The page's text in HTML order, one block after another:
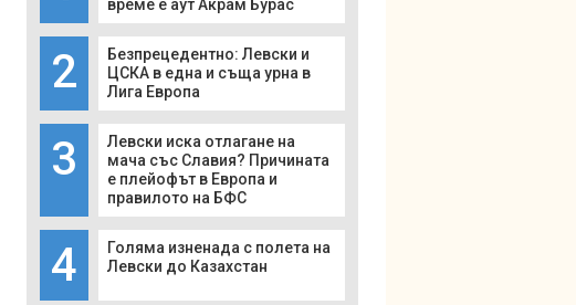
време е аут Акрам Бурас
2
Безпрецедентно: Левски и
ЦСКА в една и съща урна в
Лига Европа
3
Левски иска отлагане на
мача със Славия? Причината
е плейофът в Европа и
правилото на БФС
4
Голяма изненада с полета на
Левски до Казахстан